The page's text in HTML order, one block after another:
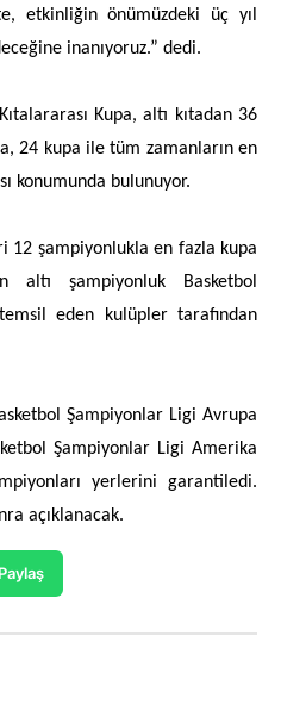
etkinliğin önümüzdeki üç yıl
inanıyoruz.” dedi.
Kupa, altı kıtadan 36
24 kupa ile tüm zamanların en
konumunda bulunuyor.
12 şampiyonlukla en fazla kupa
altı şampiyonluk Basketbol
eden kulüpler tarafından
Şampiyonlar Ligi Avrupa
Şampiyonlar Ligi Amerika
yerlerini garantiledi.
açıklanacak.
Paylaş